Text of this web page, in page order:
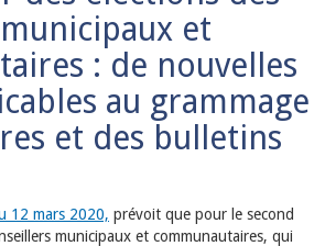
et
: de nouvelles
au grammage
et des bulletins
12 mars 2020, prévoit que pour le second
municipaux et communautaires, qui